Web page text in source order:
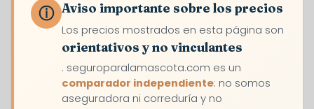
ⓘ Aviso importante sobre los precios
Los precios mostrados en esta página son
orientativos y no vinculantes
. seguroparalamascota.com es un
comparador independiente: no somos
aseguradora ni correduría y no